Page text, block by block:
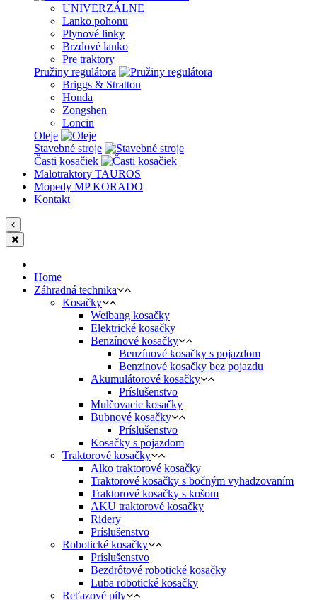
UNIVERZÁLNE
Lanko pohonu
Plynové linky
Brzdové lanko
Pre traktory
Pružiny regulátora
Briggs & Stratton
Honda
Zongshen
Loncin
Oleje
Stavebné stroje
Časti kosačiek
Malotraktory TAUROS
Mopedy MP KORADO
Kontakt
Home
Záhradná technika
Kosačky
Weibang kosačky
Elektrické kosačky
Benzínové kosačky
Benzínové kosačky s pojazdom
Benzínové kosačky bez pojazdu
Akumulátorové kosačky
Príslušenstvo
Mulčovacie kosačky
Bubnové kosačky
Príslušenstvo
Kosačky s pojazdom
Traktorové kosačky
Alko traktorové kosačky
Traktorové kosačky s bočným vyhadzovaním
Traktorové kosačky s košom
AKU traktorové kosačky
Ridery
Príslušenstvo
Robotické kosačky
Príslušenstvo
Bezdrôtové robotické kosačky
Luba robotické kosačky
Reťazové píly